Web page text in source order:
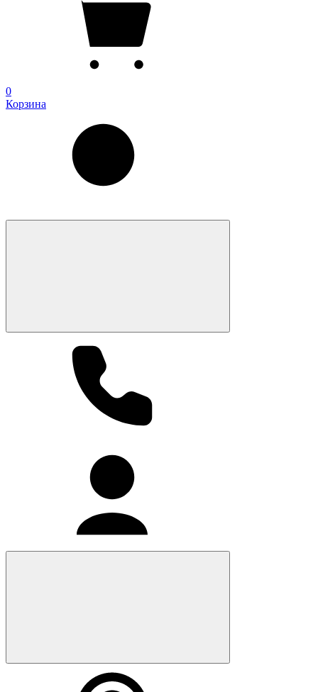
0
Корзина